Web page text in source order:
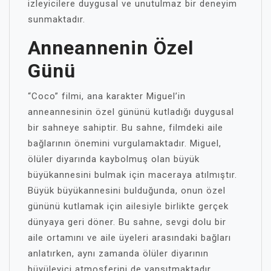
izleyicilere duygusal ve unutulmaz bir deneyim
sunmaktadır.
Anneannenin Özel
Günü
“Coco” filmi, ana karakter Miguel’in
anneannesinin özel gününü kutladığı duygusal
bir sahneye sahiptir. Bu sahne, filmdeki aile
bağlarının önemini vurgulamaktadır. Miguel,
ölüler diyarında kaybolmuş olan büyük
büyükannesini bulmak için maceraya atılmıştır.
Büyük büyükannesini bulduğunda, onun özel
gününü kutlamak için ailesiyle birlikte gerçek
dünyaya geri döner. Bu sahne, sevgi dolu bir
aile ortamını ve aile üyeleri arasındaki bağları
anlatırken, aynı zamanda ölüler diyarının